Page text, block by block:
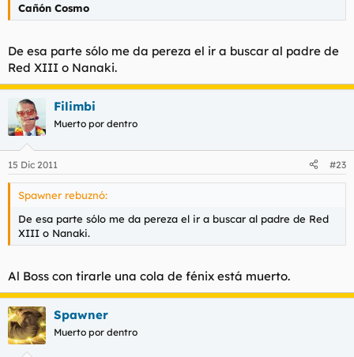
Cañón Cosmo
De esa parte sólo me da pereza el ir a buscar al padre de
Red XIII o Nanaki.
Filimbi
Muerto por dentro
15 Dic 2011 #23
Spawner rebuznó:
De esa parte sólo me da pereza el ir a buscar al padre de Red
XIII o Nanaki.
Al Boss con tirarle una cola de fénix está muerto.
Spawner
Muerto por dentro